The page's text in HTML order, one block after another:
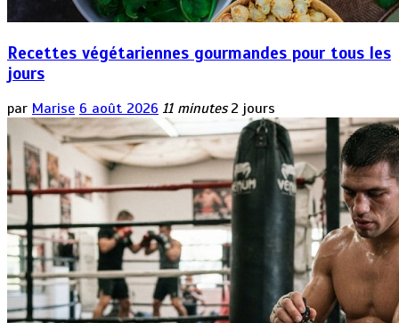
Recettes végétariennes gourmandes pour tous les
jours
par Marise 6 août 2026 11 minutes 2 jours